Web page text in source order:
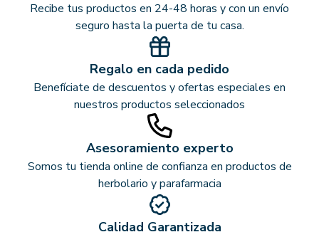
Recibe tus productos en 24-48 horas y con un envío
seguro hasta la puerta de tu casa.
Regalo en cada pedido
Benefíciate de descuentos y ofertas especiales en
nuestros productos seleccionados
Asesoramiento experto
Somos tu tienda online de confianza en productos de
herbolario y parafarmacia
Calidad Garantizada